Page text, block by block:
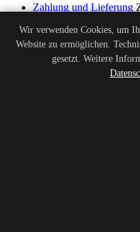
Wir verwenden Cookies, um
Website zu ermöglichen.
gesetzt. Weitere
Zahlung und Lieferung
AGBAllgemeine
Über unsLernen sie
Datenschutz
Kassensysteme GmbH
Batterieverordnung